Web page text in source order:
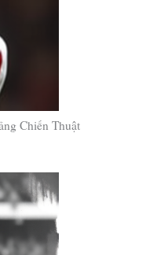
Chiến Thuật